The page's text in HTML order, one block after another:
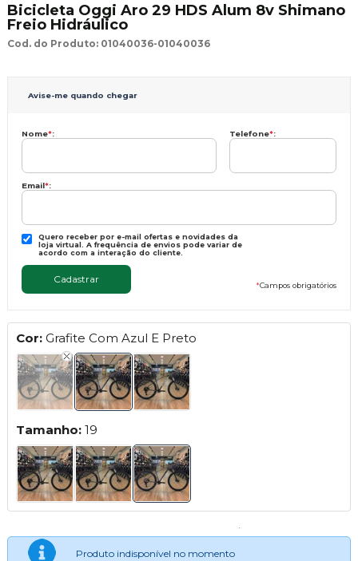
Bicicleta Oggi Aro 29 HDS Alum 8v Shimano
Freio Hidráulico
Cod. do Produto: 01040036-01040036
Avise-me quando chegar
Nome*: Telefone*:
Email*:
Quero receber por e-mail ofertas e novidades da
loja virtual. A frequência de envios pode variar de
acordo com a interação do cliente.
*Campos obrigatórios
Cor: Grafite Com Azul E Preto
Tamanho: 19
Produto indisponível no momento